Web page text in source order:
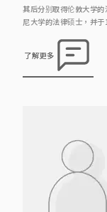
其后分别取得伦敦大学的
尼大学的法律硕士，并
1996年取得香港律师的资
宋卫德律师于2009年成
了解更多